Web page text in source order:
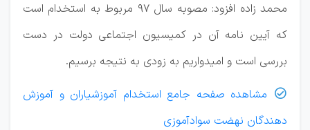
محمد زاده افزود: مصوبه سال ۹۷ مربوط به استخدام است
که آیین نامه آن در کمیسیون اجتماعی دولت در دست
بررسی است و امیدواریم به زودی به نتیجه برسیم.

مشاهده صفحه جامع استخدام آموزشیاران و آموزش
دهندگان نهضت سوادآموزی